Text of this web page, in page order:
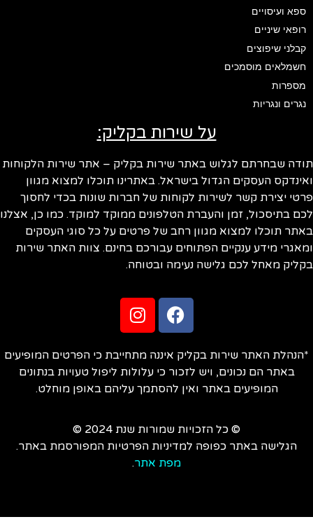
ספא ועיסויים
רופאי שיניים
קבלני שיפוצים
חשמלאים מוסמכים
מספרות
נגרים ונגריות
על שירות בקליק:
שבחרתם לגלוש באתר שירות בקליק – אתר שירות הלקוחות
העסקים הגדול בישראל. באתרינו תוכלו למצוא מגוון
יצירת קשר לשירות לקוחות של חברות שונות בכדי לחסוך
בתיסכול, זמן והעברת הטלפונים ממוקד למוקד. כמו כן, אצלנו
תוכלו למצוא מגוון רחב של פרטים על כל סוגי העסקים
מידע ענקיים הפתוחים עבורכם בחינם. צוות האתר שירות
מאחל לכם גלישה נעימה ובטוחה.
האתר שירות בקליק איננה מתחייבת כי הפרטים המופיעים
באתר הם נכונים, ויש לזכור כי עלולות ליפול טעויות בנתונים
המופיעים באתר ואין להסתמך עליהם באופן מוחלט.
© כל הזכויות שמורות שנת 2024 ©
הגלישה באתר כפופה למדיניות הפרטיות המפורסמת באתר.
מפת אתר.